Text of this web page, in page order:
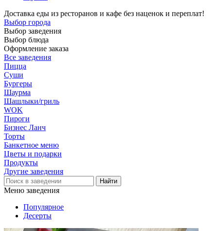
Доставка еды из ресторанов и кафе без наценок и переплат!
Выбор города
Выбор заведения
Выбор блюда
Оформление заказа
Все заведения
Пицца
Суши
Бургеры
Шаурма
Шашлыки/гриль
WOK
Пироги
Бизнес Ланч
Торты
Банкетное меню
Цветы и подарки
Продукты
Другие заведения
Меню заведения
Популярное
Десерты